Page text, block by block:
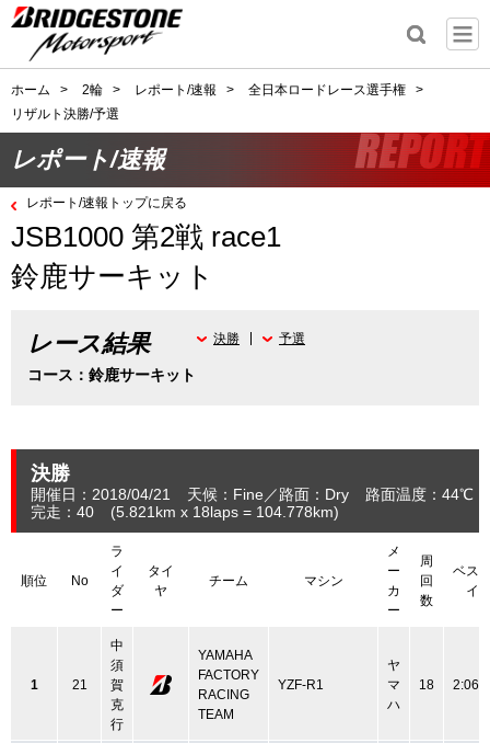
ホーム > 2輪 > レポート/速報 > 全日本ロードレース選手権
>
リザルト決勝/予選
レポート/速報
レポート/速報トップに戻る
JSB1000 第2戦 race1
鈴鹿サーキット
レース結果
コース：鈴鹿サーキット
決勝 予選
決勝
開催日：2018/04/21 天候：Fine 路面：Dry
路面温度：44℃
完走：40
(5.821 km x 18laps = 104.778km)
順位 No
ラ
イ
ダ
ー
タイ
ヤ
チーム マシン
メ
ー
カ
ー
周
回
数
ベス
イ
1 21
中
須
賀
克
行
YAMAHA
FACTORY
RACING
TEAM
YZF-R1
ヤ
マ
ハ
18